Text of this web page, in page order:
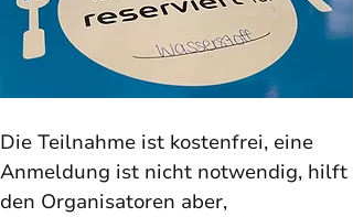
Die Teilnahme ist kostenfrei, eine
Anmeldung ist nicht notwendig, hilft
den Organisatoren aber,